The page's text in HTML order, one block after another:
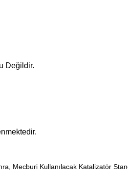
Değildir.
Mecburi Kullanılacak Katalizatör